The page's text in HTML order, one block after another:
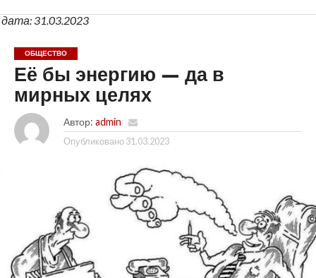
дата: 31.03.2023
ОБЩЕСТВО
Её бы энергию — да в
мирных целях
Автор: admin
Опубликовано 31.03.2023